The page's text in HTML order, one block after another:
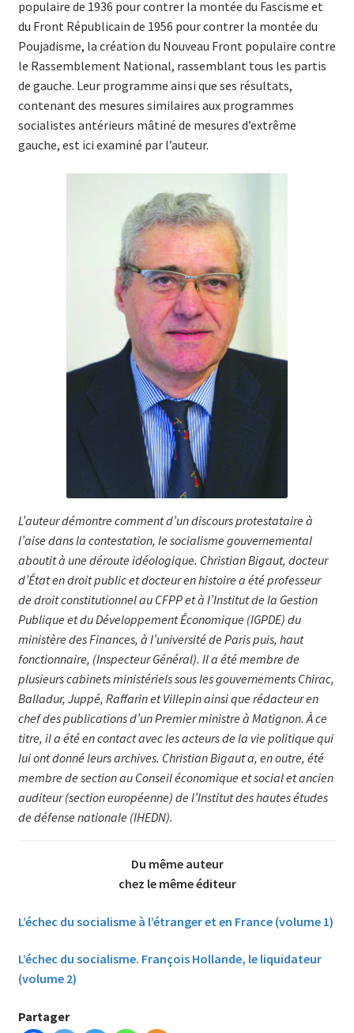
populaire de 1936 pour contrer la montée du Fascisme et
du Front Républicain de 1956 pour contrer la montée du
Poujadisme, la création du Nouveau Front populaire contre
le Rassemblement National, rassemblant tous les partis
de gauche. Leur programme ainsi que ses résultats,
contenant des mesures similaires aux programmes
socialistes antérieurs mâtiné de mesures d’extrême
gauche, est ici examiné par l’auteur.
L’auteur démontre comment d’un discours protestataire à
l’aise dans la contestation, le socialisme gouvernemental
aboutit à une déroute idéologique. Christian Bigaut, docteur
d’État en droit public et docteur en histoire a été professeur
de droit constitutionnel au CFPP et à l’Institut de la Gestion
Publique et du Développement Économique (IGPDE) du
ministère des Finances, à l’université de Paris puis, haut
fonctionnaire, (Inspecteur Général). Il a été membre de
plusieurs cabinets ministériels sous les gouvernements Chirac,
Balladur, Juppé, Raffarin et Villepin ainsi que rédacteur en
chef des publications d’un Premier ministre à Matignon. À ce
titre, il a été en contact avec les acteurs de la vie politique qui
lui ont donné leurs archives. Christian Bigaut a, en outre, été
membre de section au Conseil économique et social et ancien
auditeur (section européenne) de l’Institut des hautes études
de défense nationale (IHEDN).
Du même auteur
chez le même éditeur
L’échec du socialisme à l’étranger et en France (volume 1)
L’échec du socialisme. François Hollande, le liquidateur
(volume 2)
Partager